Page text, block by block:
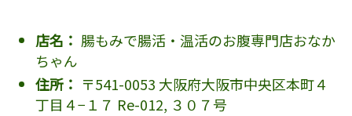
店名： 腸もみで腸活・温活のお腹専門店おなか
ちゃん
住所： 〒541-0053 大阪府大阪市中央区本町４
丁目４−１７ Re-012, ３０７号